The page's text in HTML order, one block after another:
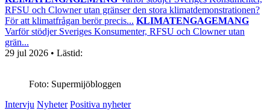
RFSU och Clowner utan gränser den stora klimatdemonstrationen?
För att klimatfrågan berör precis... KLIMATENGAGEMANG
Varför stödjer Sveriges Konsumenter, RFSU och Clowner utan
grän...
29 jul 2026 • Lästid:
Foto: Supermijöbloggen
Intervju Nyheter Positiva nyheter